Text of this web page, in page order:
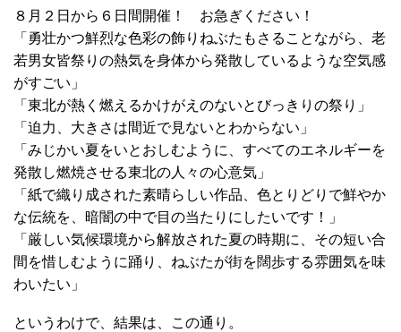
８月２日から６日間開催！ お急ぎください！
「勇壮かつ鮮烈な色彩の飾りねぶたもさることながら、老
若男女皆祭りの熱気を身体から発散しているような空気感
がすごい」
「東北が熱く燃えるかけがえのないとびっきりの祭り」
「迫力、大きさは間近で見ないとわからない」
「みじかい夏をいとおしむように、すべてのエネルギーを
発散し燃焼させる東北の人々の心意気」
「紙で織り成された素晴らしい作品、色とりどりで鮮やか
な伝統を、暗闇の中で目の当たりにしたいです！」
「厳しい気候環境から解放された夏の時期に、その短い合
間を惜しむように踊り、ねぶたが街を闊歩する雰囲気を味
わいたい」
というわけで、結果は、この通り。